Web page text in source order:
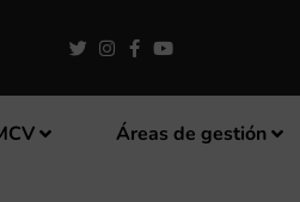
Áreas de gestión